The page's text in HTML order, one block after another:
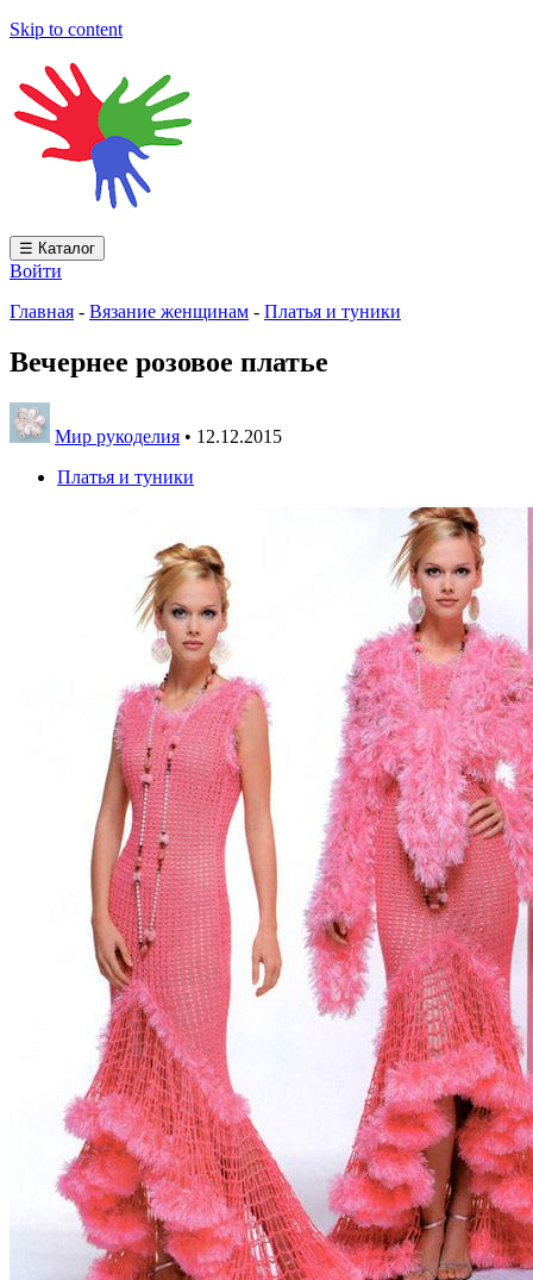
Skip to content
☰ Каталог
Войти
Главная - Вязание женщинам - Платья и туники
Вечернее розовое платье
Мир рукоделия • 12.12.2015
Платья и туники